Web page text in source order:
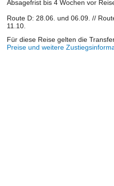
Absagefrist bis 4 Wochen vor
Route D: 28.06. und 06.09. //
11.10.
Für diese Reise gelten die
Preise und weitere